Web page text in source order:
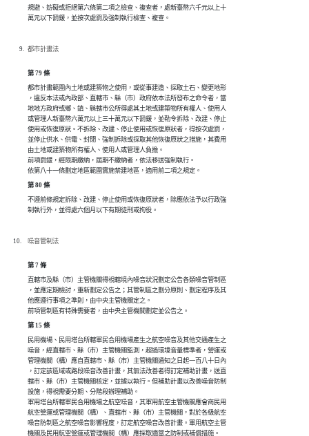
規避、妨礙或拒絕第六條第二項之檢查、複查者，處新臺幣六千元以上十
萬元以下罰鍰，並按次處罰及強制執行檢查、複查。
都市計畫法
第 79 條
都市計畫範圍內土地或建築物之使用，或從事建造、採取土石、變更地形
，違反本法或內政部、直轄市、縣（市）政府依本法所發布之命令者，當
地地方政府或鄉、鎮、縣轄市公所得處其土地或建築物所有權人、使用人
或管理人新臺幣六萬元以上三十萬元以下罰鍰，並勒令拆除、改建、停止
使用或恢復原狀。不拆除、改建、停止使用或恢復原狀者，得按次處罰，
並停止供水、供電、封閉、強制拆除或採取其他恢復原狀之措施，其費用
由土地或建築物所有權人、使用人或管理人負擔。
前項罰鍰，經限期繳納，屆期不繳納者，依法移送強制執行。
依第八十一條劃定地區範圍實施禁建地區，適用前二項之規定。
第 80 條
不遵前條規定拆除、改建、停止使用或恢復原狀者，除應依法予以行政強
制執行外，並得處六個月以下有期徒刑或拘役。
噪音管制法
第 7 條
直轄市及縣（市）主管機關得視轄境內噪音狀況劃定公告各類噪音管制區
，並應定期檢討，重新劃定公告之；其管制區之劃分原則、劃定程序及其
他應遵行事項之準則，由中央主管機關定之。
前項管制區有特殊需要者，由中央主管機關劃定並公告之。
第 15 條
民用機場、民用塔台所轄軍民合用機場產生之航空噪音及其他交通產生之
噪音，經直轄市、縣（市）主管機關監測，超過環境音量標準者，營運或
管理機關（構）應自直轄市、縣（市）主管機關通知之日起一百八十日內
，訂定該區域或路段噪音改善計畫，其無法改善者得訂定補助計畫，送直
轄市、縣（市）主管機關核定，並據以執行。但補助計畫以改善噪音防制
設施，得視需要分期、分階段辦理補助。
軍用塔台所轄軍民合用機場之航空噪音，其軍用航空主管機關應會商民用
航空營運或管理機關（構）、直轄市、縣（市）主管機關，對於各級航空
噪音防制區之航空噪音影響程度，訂定航空噪音改善計畫。軍用航空主管
機關及民用航空營運或管理機關（構）應採取適當之防制或補償措施。